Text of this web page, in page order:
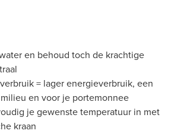
en behoud toch de krachtige
= lager energieverbruik, een
en voor je portemonnee
je gewenste temperatuur in met
kraan